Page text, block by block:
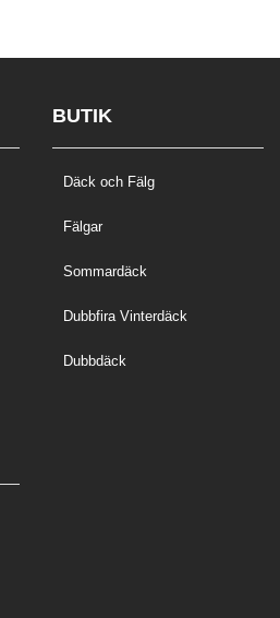
BUTIK
Däck och Fälg
Fälgar
Sommardäck
Dubbfira Vinterdäck
Dubbdäck